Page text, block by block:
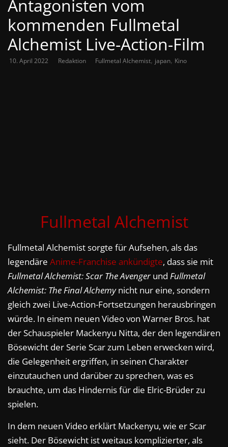
Antagonisten vom
kommenden Fullmetal
Alchemist Live-Action-Film
10. April 2022 Redaktion Fullmetal Alchemist, japan, Kino
Fullmetal Alchemist
Fullmetal Alchemist sorgte für Aufsehen, als das
legendäre Anime-Franchise ankündigte, dass sie mit
Fullmetal Alchemist: Scar The Avengerund Fullmetal
Alchemist: The Final Alchemynicht nur eine, sondern
gleich zwei Live-Action-Fortsetzungen herausbringen
würde. In einem neuen Video von Warner Bros. hat
der Schauspieler Mackenyu Nitta, der den legendären
Bösewicht der Serie Scar zum Leben erwecken wird,
die Gelegenheit ergriffen, in seinen Charakter
einzutauchen und darüber zu sprechen, was es
brauchte, um das Hindernis für die Elric-Brüder zu
spielen.
In dem neuen Video erklärt Mackenyu, wie er Scar
sieht. Der Bösewicht ist weitaus komplizierter, als